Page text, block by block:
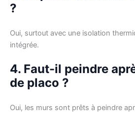
?
Oui, surtout avec une isolation
intégrée.
4. Faut-il peindre
de placo ?
Oui, les murs sont prêts à peindre